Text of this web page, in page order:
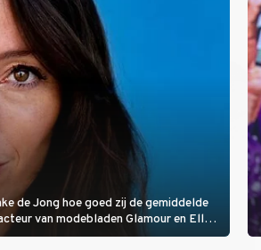
de Jong hoe goed zij de gemiddelde
van modebladen Glamour en Elle
da Graça en Marc-Marie Huijbregts.